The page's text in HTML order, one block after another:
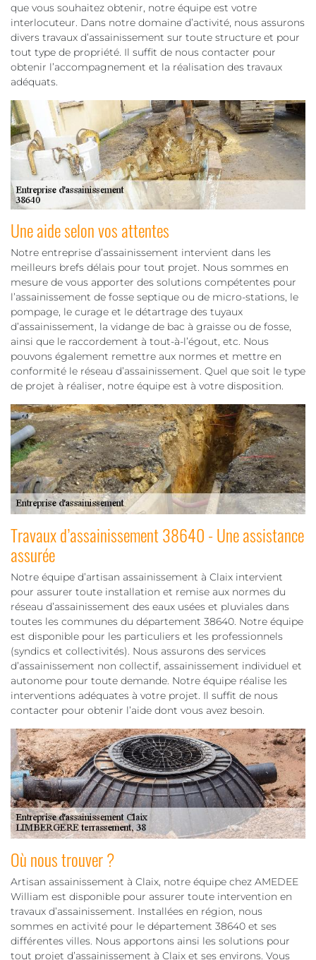
que vous souhaitez obtenir, notre équipe est votre
interlocuteur. Dans notre domaine d’activité, nous assurons
divers travaux d’assainissement sur toute structure et pour
tout type de propriété. Il suffit de nous contacter pour
obtenir l’accompagnement et la réalisation des travaux
adéquats.
Une aide selon vos attentes
Notre entreprise d’assainissement intervient dans les
meilleurs brefs délais pour tout projet. Nous sommes en
mesure de vous apporter des solutions compétentes pour
l’assainissement de fosse septique ou de micro-stations, le
pompage, le curage et le détartrage des tuyaux
d’assainissement, la vidange de bac à graisse ou de fosse,
ainsi que le raccordement à tout-à-l’égout, etc. Nous
pouvons également remettre aux normes et mettre en
conformité le réseau d’assainissement. Quel que soit le type
de projet à réaliser, notre équipe est à votre disposition.
Travaux d’assainissement 38640 - Une assistance
assurée
Notre équipe d’artisan assainissement à Claix intervient
pour assurer toute installation et remise aux normes du
réseau d’assainissement des eaux usées et pluviales dans
toutes les communes du département 38640. Notre équipe
est disponible pour les particuliers et les professionnels
(syndics et collectivités). Nous assurons des services
d’assainissement non collectif, assainissement individuel et
autonome pour toute demande. Notre équipe réalise les
interventions adéquates à votre projet. Il suffit de nous
contacter pour obtenir l’aide dont vous avez besoin.
Où nous trouver ?
Artisan assainissement à Claix, notre équipe chez AMEDEE
William est disponible pour assurer toute intervention en
travaux d’assainissement. Installées en région, nous
sommes en activité pour le département 38640 et ses
différentes villes. Nous apportons ainsi les solutions pour
tout projet d’assainissement à Claix et ses environs. Vous